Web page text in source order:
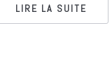
LIRE LA SUITE